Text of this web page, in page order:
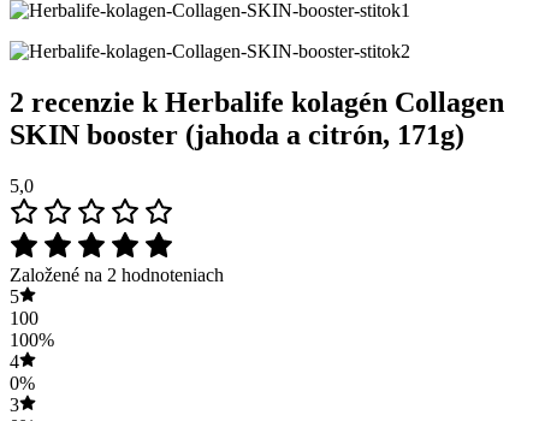
2 recenzie k Herbalife kolagén Collagen
SKIN booster (jahoda a citrón, 171g)
5,0
Založené na 2 hodnoteniach
5
100
100%
4
0%
3